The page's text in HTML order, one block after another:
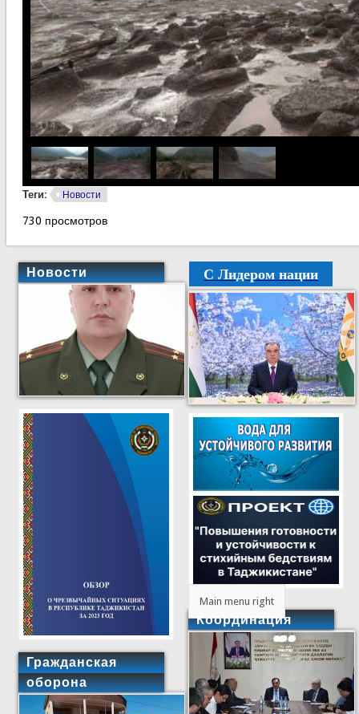
1/4
Теги: Новости
730 просмотров
Новости
Гражданская
оборона
С Лидером нации
Main menu right
Координация